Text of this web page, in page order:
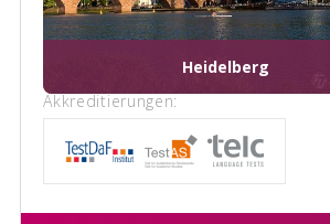
Heidelberg
Akkreditierungen: